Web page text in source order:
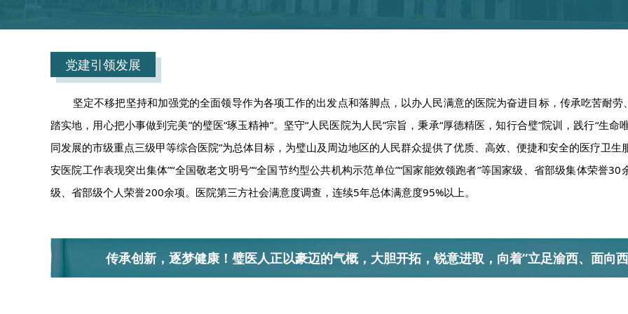
党建引领发展
坚定不移把坚持和加强党的全面领导作为各项工作的出发点和落脚点，以办人民满意的医院为奋进目标，传承吃苦耐
踏实地，用心把小事做到完美”的璧医“琢玉精神”。坚守“人民医院为人民”宗旨，秉承“厚德精医，知行合璧”院训，践行“生
同发展的市级重点三级甲等综合医院”为总体目标，为璧山及周边地区的人民群众提供了优质、高效、便捷和安全的医疗卫生
安医院工作表现突出集体”“全国敬老文明号”“全国节约型公共机构示范单位”“国家能效领跑者”等国家级、省部级集体荣誉
级、省部级个人荣誉200余项。医院第三方社会满意度调查，连续5年总体满意度95%以上。
传承创新，逐梦健康！璧医人正以豪迈的气概，大胆开拓，锐意进取，向着“立足渝西、面向